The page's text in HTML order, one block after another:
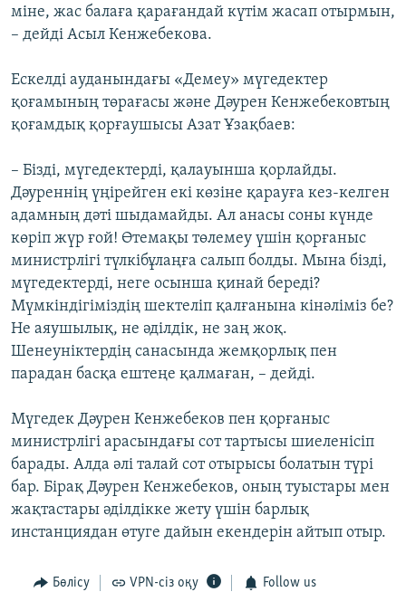
міне, жас балаға қарағандай күтім жасап отырмын,
– дейді Асыл Кенжебекова.
Ескелді ауданындағы «Демеу» мүгедектер
қоғамының төрағасы және Дәурен Кенжебековтың
қоғамдық қорғаушысы Азат Ұзақбаев:
– Бізді, мүгедектерді, қалауынша қорлайды.
Дәуреннің үңірейген екі көзіне қарауға кез-келген
адамның дәті шыдамайды. Ал анасы соны күнде
көріп жүр ғой! Өтемақы төлемеу үшін қорғаныс
министрлігі түлкібұлаңға салып болды. Мына бізді,
мүгедектерді, неге осынша қинай береді?
Мүмкіндігіміздің шектеліп қалғанына кінәліміз бе?
Не аяушылық, не әділдік, не заң жоқ.
Шенеуніктердің санасында жемқорлық пен
парадан басқа ештеңе қалмаған, – дейді.
Мүгедек Дәурен Кенжебеков пен қорғаныс
министрлігі арасындағы сот тартысы шиеленісіп
барады. Алда әлі талай сот отырысы болатын түрі
бар. Бірақ Дәурен Кенжебеков, оның туыстары мен
жақтастары әділдікке жету үшін барлық
инстанциядан өтуге дайын екендерін айтып отыр.
Бөлісу VPN-сіз оқу Follow us